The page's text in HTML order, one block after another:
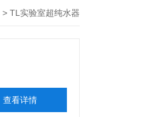
> TL实验室超纯水器
查看详情